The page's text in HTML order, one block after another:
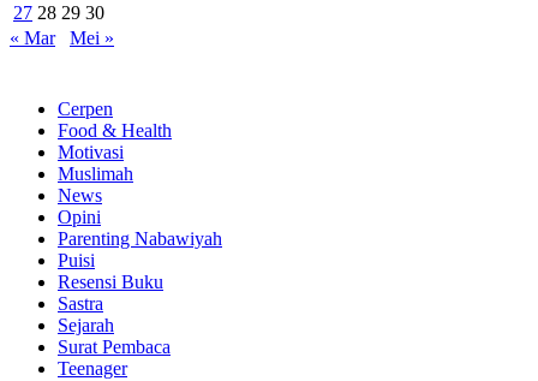
27 28 29 30
« Mar
Mei »
Cerpen
Food & Health
Motivasi
Muslimah
News
Opini
Parenting Nabawiyah
Puisi
Resensi Buku
Sastra
Sejarah
Surat Pembaca
Teenager